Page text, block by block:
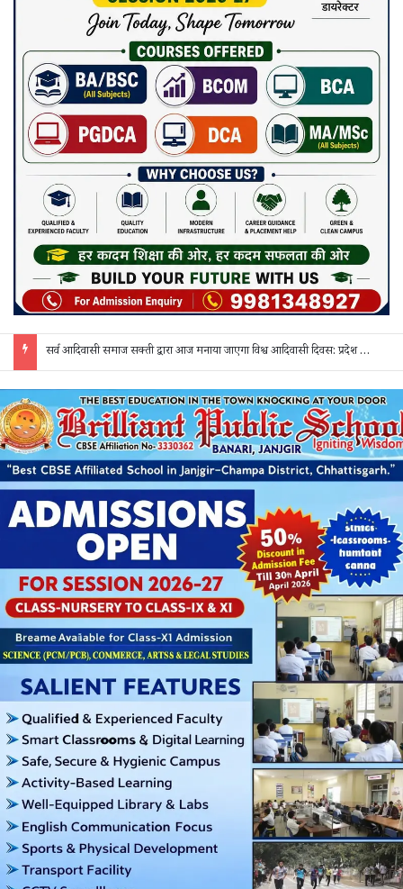
सर्व आदिवासी समाज सक्ती द्वारा आज मनाया जाएगा विश्व आदिवासी दिवस: प्रदेश व जिला स्तर के पदाधिकारी होंगे शामिल